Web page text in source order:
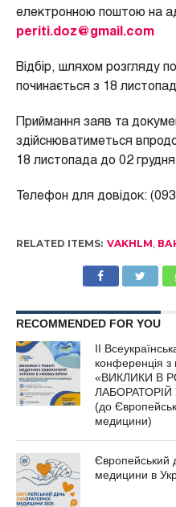
електронною поштою на
periti.doz@gmail.com
Відбір, шляхом розгляду
починається з 18
Приймання заяв та
здійснюватиметься
18 листопада до 02
Телефон для довідок:
RELATED ITEMS: VAKHLM,
RECOMMENDED FOR YOU
ІІ
конференція
«ВИКЛИКИ В
(до
медицини)
Європейський
медицини в